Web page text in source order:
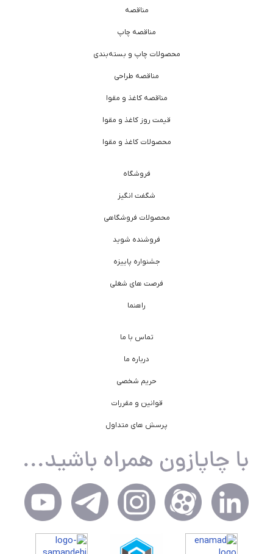
مناقصه
مناقصه چاپ
محصولات چاپ و بسته‌بندی
مناقصه طراحی
مناقصه کاغذ و مقوا
قیمت روز کاغذ و مقوا
محصولات کاغذ و مقوا
فروشگاه
شگفت انگیز
محصولات فروشگاهی
فروشنده شوید
جشنواره پاییزه
فرصت های شغلی
راهنما
تماس با ما
درباره ما
حریم شخصی
قوانین و مقررات
پرسش های متداول